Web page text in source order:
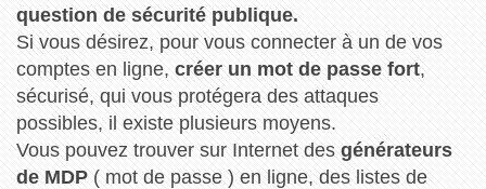
question de sécurité publique.
Si vous désirez, pour vous connecter à un de vos
comptes en ligne, créer un mot de passe fort,
sécurisé, qui vous protégera des attaques
possibles, il existe plusieurs moyens.
Vous pouvez trouver sur Internet des générateurs
de MDP( mot de passe ) en ligne, des listes de